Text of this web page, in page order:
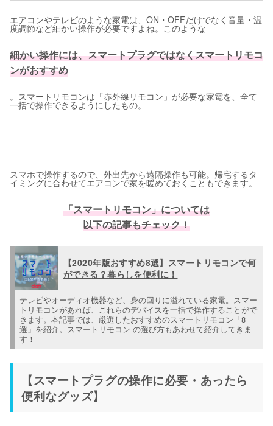
エアコンやテレビのような家電は、ON・OFFだけでなく音量・温
度調節など細かい操作が必要ですよね。このような
細かい操作には、スマートプラグではなくスマートリモコ
ンがおすすめ
。スマートリモコンは「赤外線リモコン」が必要な家電を、全て
一括で操作できるようにしたもの。
スマホで操作するので、外出先から遠隔操作も可能。帰宅するタ
イミングに合わせてエアコンで家を暖めておくこともできます。
「スマートリモコン」については
以下の記事もチェック！
【2020年版おすすめ8選】スマートリモコンで何
ができる？暮らしを便利に！
テレビやオーディオ機器など、身の回りに溢れている家電。スマー
トリモコンがあれば、これらのデバイスを一括で操作することがで
きます。本記事では、厳選したおすすめのスマートリモコン「8
選」を紹介。スマートリモコン の選び方もあわせて紹介してきま
す！
【スマートプラグの操作に必要・あったら
便利なグッズ】